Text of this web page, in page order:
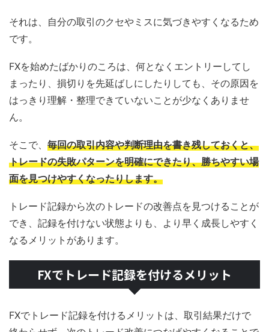
それは、自分の取引のクセやミスに気づきやすくなるため
です。
FXを始めたばかりのころは、何となくエントリーしてし
まったり、損切りを先延ばしにしたりしても、その原因を
はっきり理解・整理できていないことが少なくありませ
ん。
そこで、 毎回の取引内容や判断理由を書き残しておくと、
トレードの失敗パターンを明確にできたり、勝ちやすい場
面を見つけやすくなったりします。
トレード記録から次のトレードの改善点を見つけることが
でき、記録を付けない状態よりも、より早く成長しやすく
なるメリットがあります。
FXでトレード記録を付けるメリット
FXでトレード記録を付けるメリットは、取引結果だけで